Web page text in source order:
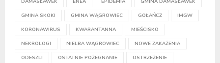
DAMASŁAWEK ENEA EPIDEMIA GMINA DAMASŁAWEK
GMINA SKOKI GMINA WĄGROWIEC GOŁAŃCZ IMGW
KORONAWIRUS KWARANTANNA MIEŚCISKO
NEKROLOGI NIELBA WĄGROWIEC NOWE ZAKAŻENIA
ODESZLI OSTATNIE POŻEGNANIE OSTRZEŻENIE